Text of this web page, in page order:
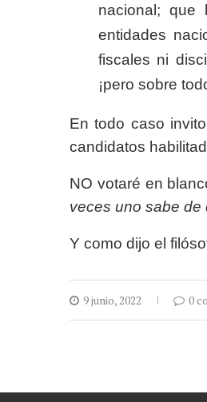
nacional; que
entidades
fiscales ni
¡pero sobre
En todo caso
candidatos
NO votaré en
veces uno sabe de
Y como dijo el
9 junio, 2022 0